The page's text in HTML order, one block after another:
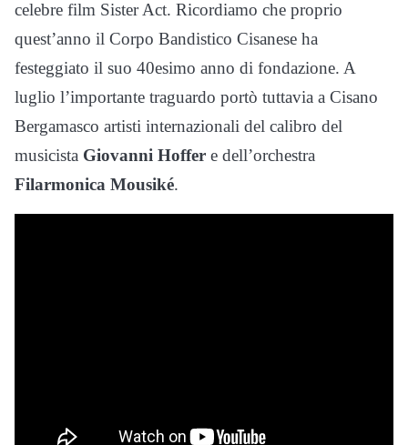
celebre film Sister Act. Ricordiamo che proprio
quest’anno il Corpo Bandistico Cisanese ha
festeggiato il suo 40esimo anno di fondazione. A
luglio l’importante traguardo portò tuttavia a Cisano
Bergamasco artisti internazionali del calibro del
musicista Giovanni Hoffer e dell’orchestra
Filarmonica Mousiké.